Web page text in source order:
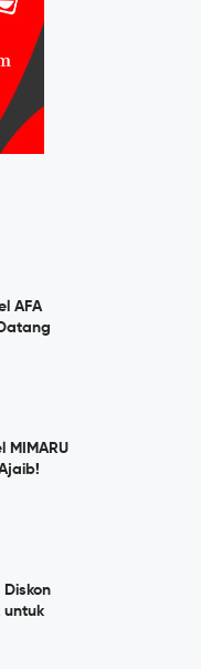
AFA
MIMARU
untuk